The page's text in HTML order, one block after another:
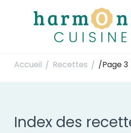
Harmonie Cuisine
Accueil / Recettes / /Page 3
Index des